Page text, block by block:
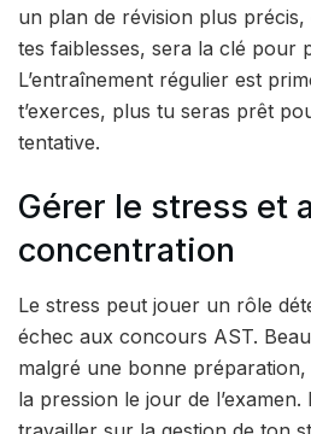
un plan de révision plus
tes faiblesses, sera la clé pour
L’entraînement régulier est
t’exerces, plus tu seras prêt
tentative.
Gérer le stress et
concentration
Le stress peut jouer un rôle
échec aux concours AST.
malgré une bonne
la pression le jour de